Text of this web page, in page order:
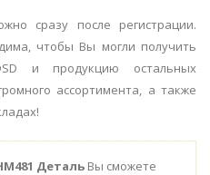
сразу после регистрации.
чтобы Вы могли получить
и продукцию остальных
ассортимента, а также
Деталь Вы сможете